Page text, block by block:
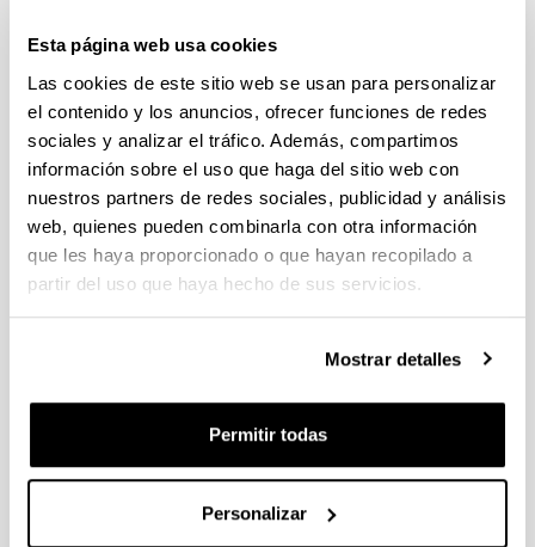
Esta página web usa cookies
Las cookies de este sitio web se usan para personalizar
el contenido y los anuncios, ofrecer funciones de redes
sociales y analizar el tráfico. Además, compartimos
información sobre el uso que haga del sitio web con
nuestros partners de redes sociales, publicidad y análisis
web, quienes pueden combinarla con otra información
que les haya proporcionado o que hayan recopilado a
partir del uso que haya hecho de sus servicios.
Mostrar detalles
Permitir todas
Personalizar
FUNDACION LA CAIXA JUNIOR LEADER RETAINING
PROGRAMME 2027
Trámite abierto
CONVOCATORIA PARA LA CONTRATACIÓN DE
PERSONAL INVESTIGADOR DOCTOR EN LA UPV/EHU
(2026)
Trámite abierto (Plazo de presentación de solicitudes: 03/06/2026 -
25/06/2026 23:59)
16/07/2026: Listado provisional de solicitudes admitidas y
PERSONAL INVESTIGADOR EN FORMACIÓN EN LA EHU
FINANCIADO CON RECURSOS PROPIOS DE UN